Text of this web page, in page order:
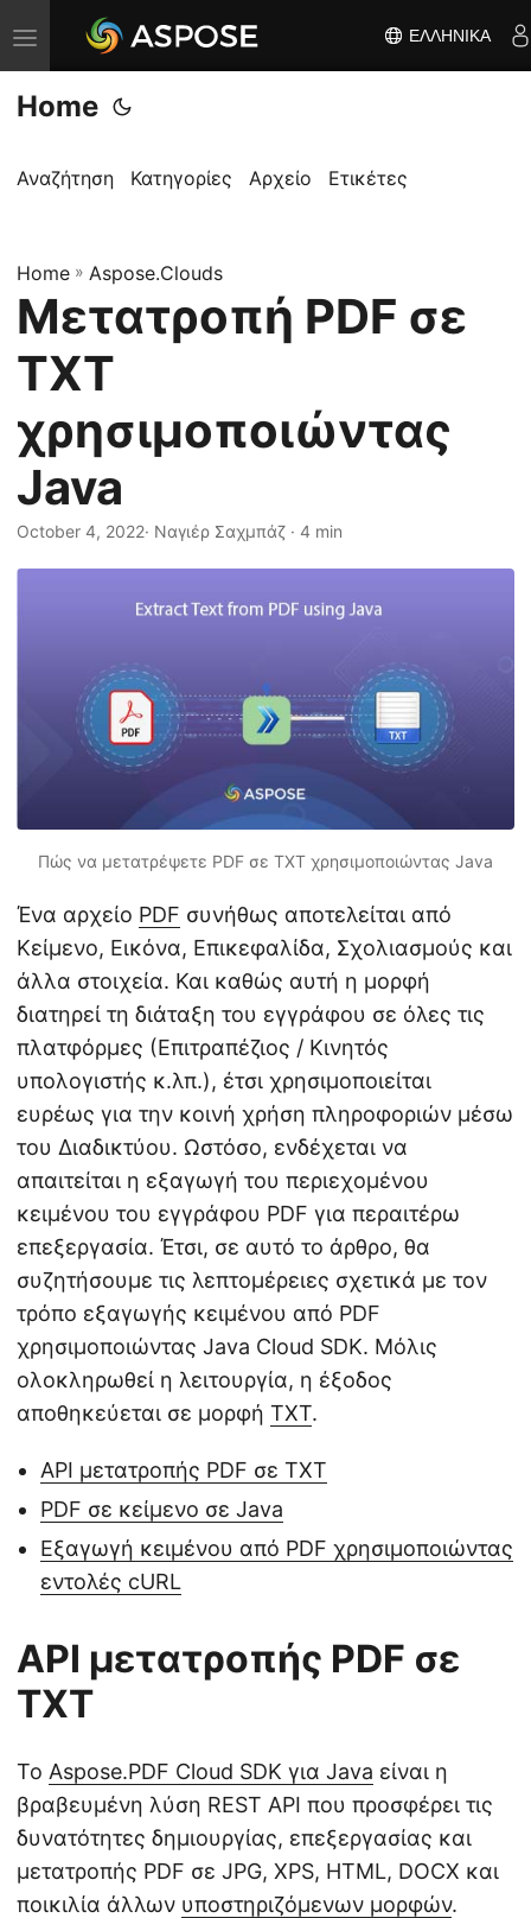
Ε
ν
α
λ
ή
π
λ
γ
η
σ
η
ς
ΕΛΛΗΝΙΚΆ
Home
Αναζήτηση Κατηγορίες Αρχείο Ετικέτες
Home » Aspose.Clouds
Μετατροπή PDF σε
TXT
χρησιμοποιώντας
Java
October 4, 2022· Ναγιέρ Σαχμπάζ · 4 min
Πώς να μετατρέψετε PDF σε TXT χρησιμοποιώντας Java
Ένα αρχείο PDF συνήθως αποτελείται από
Κείμενο, Εικόνα, Επικεφαλίδα, Σχολιασμούς και
άλλα στοιχεία. Και καθώς αυτή η μορφή
διατηρεί τη διάταξη του εγγράφου σε όλες τις
πλατφόρμες (Επιτραπέζιος / Κινητός
υπολογιστής κ.λπ.), έτσι χρησιμοποιείται
ευρέως για την κοινή χρήση πληροφοριών μέσω
του Διαδικτύου. Ωστόσο, ενδέχεται να
απαιτείται η εξαγωγή του περιεχομένου
κειμένου του εγγράφου PDF για περαιτέρω
επεξεργασία. Έτσι, σε αυτό το άρθρο, θα
συζητήσουμε τις λεπτομέρειες σχετικά με τον
τρόπο εξαγωγής κειμένου από PDF
χρησιμοποιώντας Java Cloud SDK. Μόλις
ολοκληρωθεί η λειτουργία, η έξοδος
αποθηκεύεται σε μορφή TXT.
API μετατροπής PDF σε TXT
PDF σε κείμενο σε Java
Εξαγωγή κειμένου από PDF χρησιμοποιώντας
εντολές cURL
API μετατροπής PDF σε
TXT
Το Aspose.PDF Cloud SDK για Java είναι η
βραβευμένη λύση REST API που προσφέρει τις
δυνατότητες δημιουργίας, επεξεργασίας και
μετατροπής PDF σε JPG, XPS, HTML, DOCX και
ποικιλία άλλων υποστηριζόμενων μορφών.